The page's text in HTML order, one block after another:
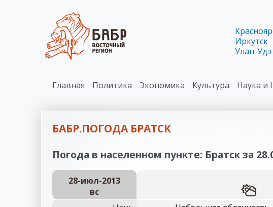
Иркутск
Улан-Удэ
Главная Политика Экономика Культура Наука и
БАБР.ПОГОДА БРАТСК
Погода в населенном пункте: Братск за
28-июл-2013
вc